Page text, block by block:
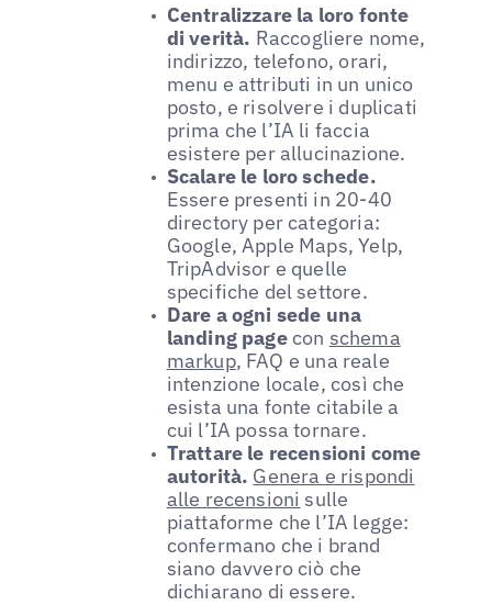
Centralizzare la loro fonte
di verità. Raccogliere nome,
indirizzo, telefono, orari,
menu e attributi in un unico
posto, e risolvere i duplicati
prima che l’IA li faccia
esistere per allucinazione.
Scalare le loro schede.
Essere presenti in 20-40
directory per categoria:
Google, Apple Maps, Yelp,
TripAdvisor e quelle
specifiche del settore.
Dare a ogni sede una
landing pagecon schema
markup, FAQ e una reale
intenzione locale, così che
esista una fonte citabile a
cui l’IA possa tornare.
Trattare le recensioni come
autorità. Genera e rispondi
alle recensioni sulle
piattaforme che l’IA legge:
confermano che i brand
siano davvero ciò che
dichiarano di essere.